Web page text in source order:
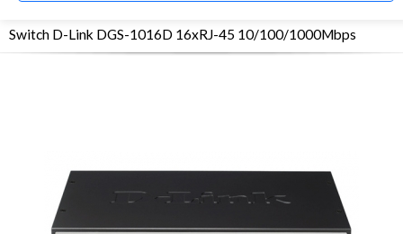
Switch D-Link DGS-1016D 16xRJ-45 10/100/1000Mbps